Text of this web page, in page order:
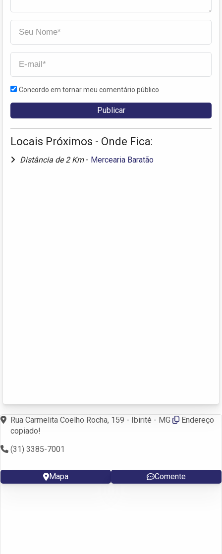
Concordo em tornar meu comentário público
Locais Próximos - Onde Fica:
Distância de 2 Km - Mercearia Baratão
Rua Carmelita Coelho Rocha, 159 - Ibirité - MG
Endereço
copiado!
(31) 3385-7001
Mapa Comente